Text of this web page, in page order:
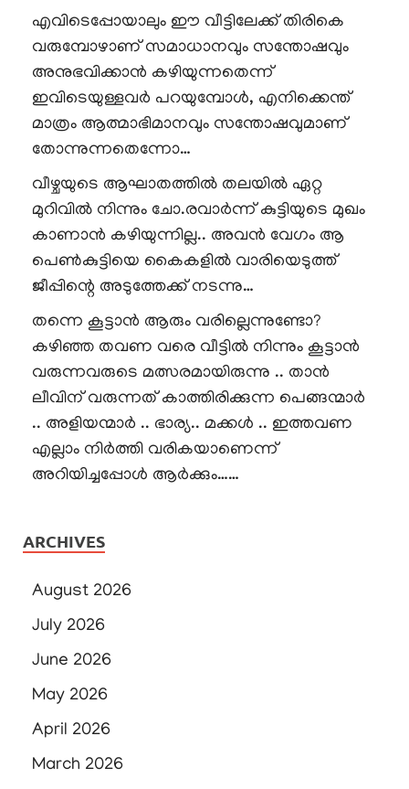
എവിടെപ്പോയാലും ഈ വീട്ടിലേക്ക് തിരികെ
വരുമ്പോഴാണ് സമാധാനവും സന്തോഷവും
അനുഭവിക്കാൻ കഴിയുന്നതെന്ന്
ഇവിടെയുള്ളവർ പറയുമ്പോൾ, എനിക്കെന്ത്
മാത്രം ആത്മാഭിമാനവും സന്തോഷവുമാണ്
തോന്നുന്നതെന്നോ…
വീഴ്ചയുടെ ആഘാതത്തിൽ തലയിൽ ഏറ്റ
മുറിവിൽ നിന്നും ചോ.രവാർന്ന് കുട്ടിയുടെ മുഖം
കാണാൻ കഴിയുന്നില്ല.. അവൻ വേഗം ആ
പെൺകുട്ടിയെ കൈകളിൽ വാരിയെടുത്ത്
ജീപ്പിന്റെ അടുത്തേക്ക് നടന്നു…
തന്നെ കൂട്ടാൻ ആരും വരില്ലെന്നുണ്ടോ?
കഴിഞ്ഞ തവണ വരെ വീട്ടിൽ നിന്നും കൂട്ടാൻ
വരുന്നവരുടെ മത്സരമായിരുന്നു .. താൻ
ലീവിന് വരുന്നത് കാത്തിരിക്കുന്ന പെങ്ങന്മാർ
.. അളിയന്മാർ .. ഭാര്യ.. മക്കൾ .. ഇത്തവണ
എല്ലാം നിർത്തി വരികയാണെന്ന്
അറിയിച്ചപ്പോൾ ആർക്കും……
ARCHIVES
August 2026
July 2026
June 2026
May 2026
April 2026
March 2026